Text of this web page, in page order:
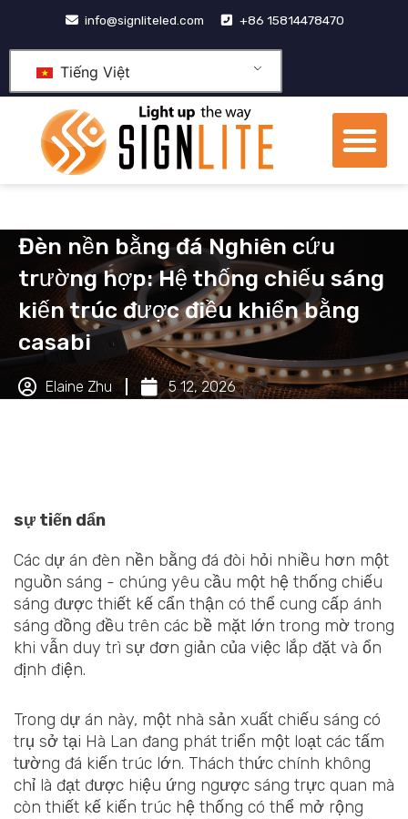
nội
info@signliteled.com +86 15814478470
Tiếng Việt
Đèn nền bằng đá Nghiên cứu
trường hợp: Hệ thống chiếu sáng
kiến trúc được điều khiển bằng
casabi
Elaine Zhu 5 12, 2026
sự tiến dẩn
Các dự án đèn nền bằng đá đòi hỏi nhiều hơn một
nguồn sáng - chúng yêu cầu một hệ thống chiếu
sáng được thiết kế cẩn thận có thể cung cấp ánh
sáng đồng đều trên các bề mặt lớn trong mờ trong
khi vẫn duy trì sự đơn giản của việc lắp đặt và ổn
định điện.
Trong dự án này, một nhà sản xuất chiếu sáng có
trụ sở tại Hà Lan đang phát triển một loạt các tấm
tường đá kiến trúc lớn. Thách thức chính không
chỉ là đạt được hiệu ứng ngược sáng trực quan mà
còn thiết kế kiến trúc hệ thống có thể mở rộng